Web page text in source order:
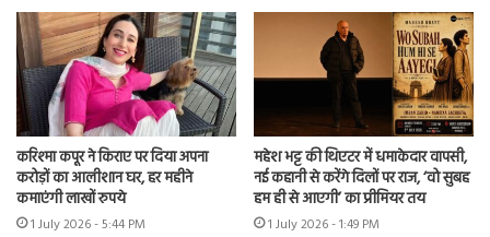
करिश्मा कपूर ने किराए पर दिया अपना
करोड़ों का आलीशान घर, हर महीने
कमाएंगी लाखों रुपये
1 July 2026 - 5:44 PM
महेश भट्ट की थिएटर में धमाकेदार वापसी,
नई कहानी से करेंगे दिलों पर राज, ‘वो सुबह
हम ही से आएगी’ का प्रीमियर तय
1 July 2026 - 1:49 PM